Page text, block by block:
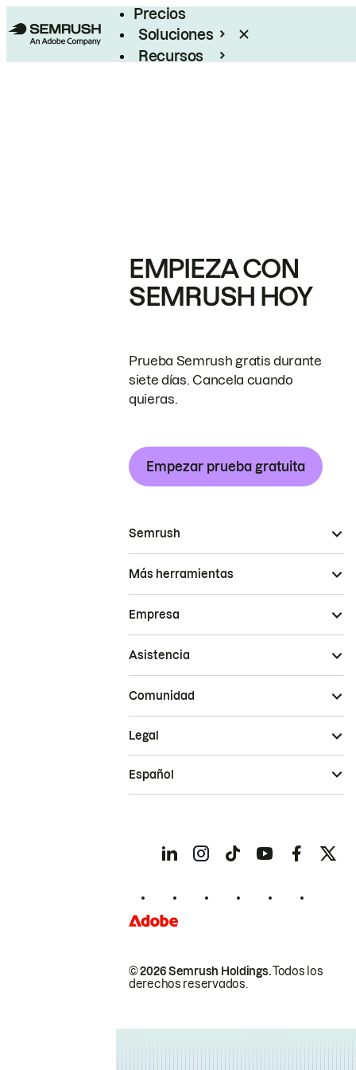
Precios
Soluciones
Recursos
EMPIEZA CON
SEMRUSH HOY
Prueba Semrush gratis durante
siete días. Cancela cuando
quieras.
Empezar prueba gratuita
Semrush
Más herramientas
Empresa
Asistencia
Comunidad
© 2026 Semrush Holdings.Todos los
derechos reservados.
Legal
Español